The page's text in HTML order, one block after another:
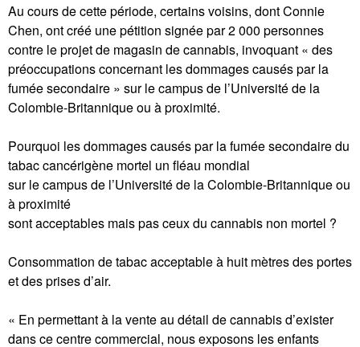
Au cours de cette période, certains voisins, dont Connie
Chen, ont créé une pétition signée par 2 000 personnes
contre le projet de magasin de cannabis, invoquant « des
préoccupations concernant les dommages causés par la
fumée secondaire » sur le campus de l’Université de la
Colombie-Britannique ou à proximité.
Pourquoi les dommages causés par la fumée secondaire du
tabac cancérigène mortel un fléau mondial
sur le campus de l’Université de la Colombie-Britannique ou
à proximité
sont acceptables mais pas ceux du cannabis non mortel ?
Consommation de tabac acceptable à huit mètres des portes
et des prises d’air.
« En permettant à la vente au détail de cannabis d’exister
dans ce centre commercial, nous exposons les enfants